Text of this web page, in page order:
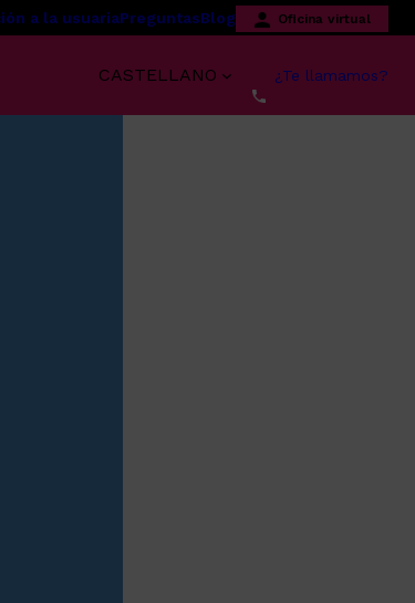
a la usuariaPreguntasBlog Oficina virtual
CASTELLANO ¿Te llamamos?